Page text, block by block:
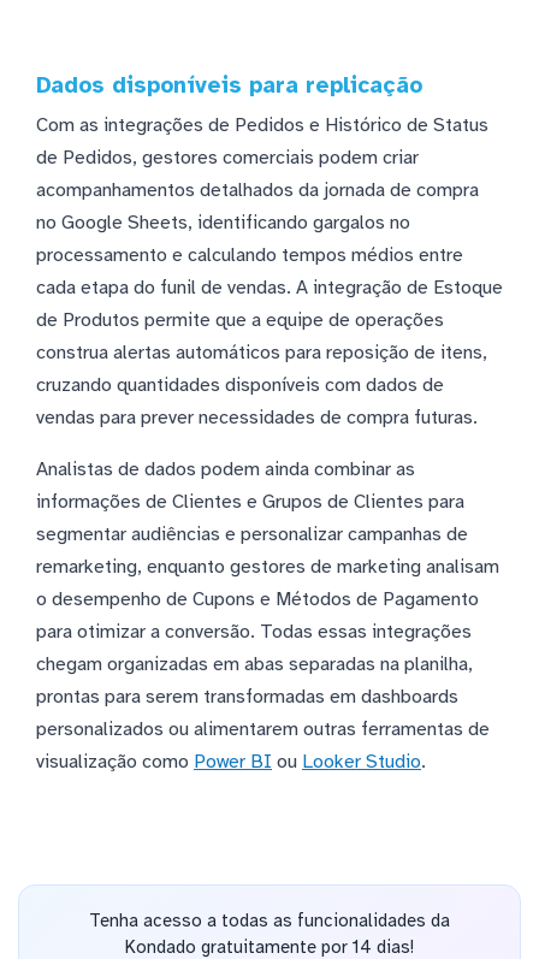
Dados disponíveis para replicação
Com as integrações de Pedidos e Histórico de Status
de Pedidos, gestores comerciais podem criar
acompanhamentos detalhados da jornada de compra
no Google Sheets, identificando gargalos no
processamento e calculando tempos médios entre
cada etapa do funil de vendas. A integração de Estoque
de Produtos permite que a equipe de operações
construa alertas automáticos para reposição de itens,
cruzando quantidades disponíveis com dados de
vendas para prever necessidades de compra futuras.
Analistas de dados podem ainda combinar as
informações de Clientes e Grupos de Clientes para
segmentar audiências e personalizar campanhas de
remarketing, enquanto gestores de marketing analisam
o desempenho de Cupons e Métodos de Pagamento
para otimizar a conversão. Todas essas integrações
chegam organizadas em abas separadas na planilha,
prontas para serem transformadas em dashboards
personalizados ou alimentarem outras ferramentas de
visualização como Power BI ou Looker Studio.
Tenha acesso a todas as funcionalidades da
Kondado gratuitamente por 14 dias!